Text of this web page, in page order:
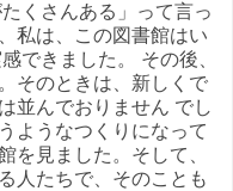
くさんある」って言っ
私は、この図書館はい
できました。 その後、
そのときは、新しくで
並んでおりません でし
ようなつくりになって
を見ました。そして、
人たちで、そのことも